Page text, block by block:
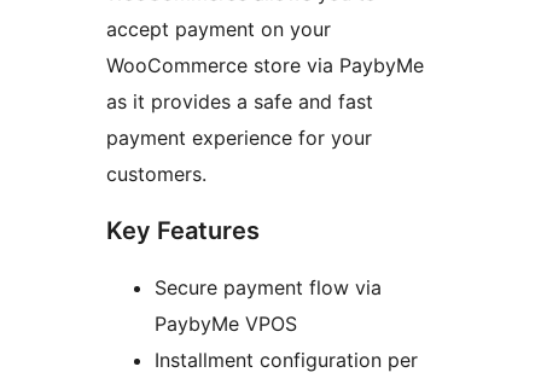
accept payment on your
WooCommerce store via PaybyMe
as it provides a safe and fast
payment experience for your
customers.
Key Features
Secure payment flow via
PaybyMe VPOS
Installment configuration per